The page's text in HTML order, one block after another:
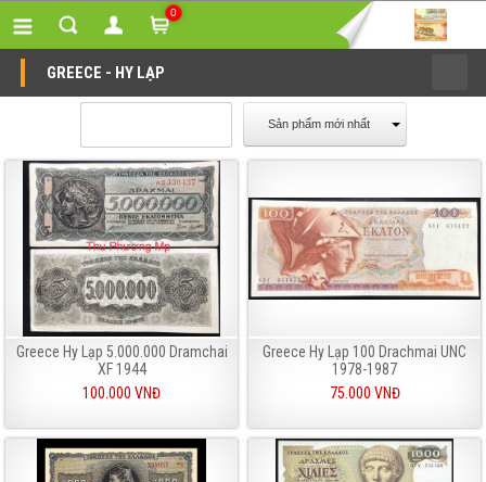
0
GREECE - HY LẠP
Sản phẩm mới nhất
Greece Hy Lạp 5.000.000 Dramchai
XF 1944
100.000 VNĐ
Greece Hy Lạp 100 Drachmai UNC
1978-1987
75.000 VNĐ